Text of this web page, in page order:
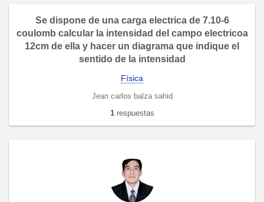
Se dispone de una carga electrica de 7.10-6
coulomb calcular la intensidad del campo electricoa
12cm de ella y hacer un diagrama que indique el
sentido de la intensidad
Física
Jean carlos balza sahid
1respuestas